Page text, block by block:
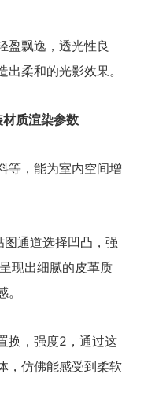
盈飘逸，透光性良
柔和的光影效果。
质渲染参数
等，能为室内空间增
通道选择凹凸，强
现出细腻的皮革质
换，强度2，通过这
，仿佛能感受到柔软